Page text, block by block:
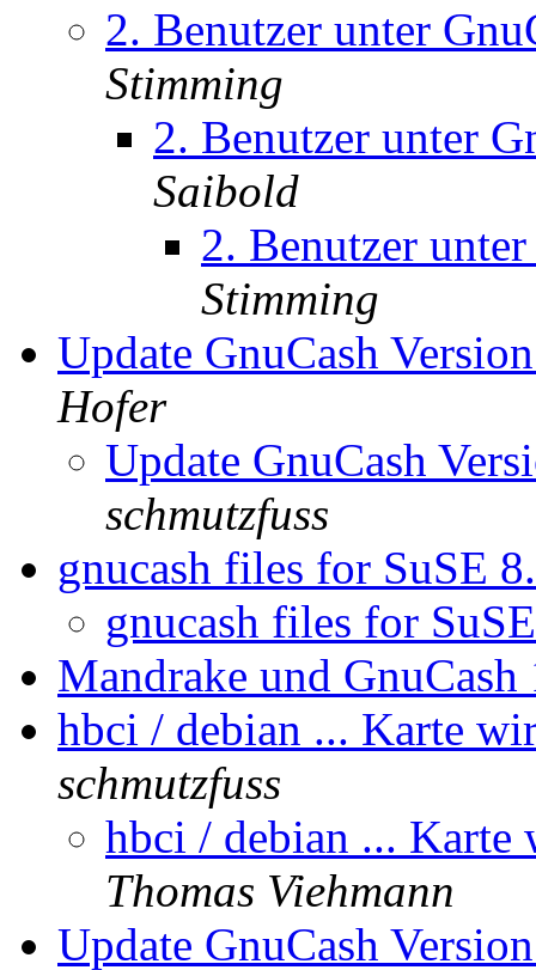
2. Benutzer unter
Stimming
2. Benutzer unter
Saibold
2. Benutzer
Stimming
Update GnuCash
Hofer
Update GnuCash
schmutzfuss
gnucash files for SuSE
gnucash files for
Mandrake und
hbci / debian ... Karte
schmutzfuss
hbci / debian ...
Thomas Viehmann
Update GnuCash